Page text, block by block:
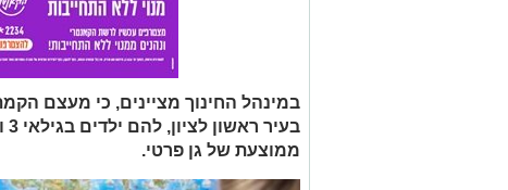
ממוצעת של גן פרטי.